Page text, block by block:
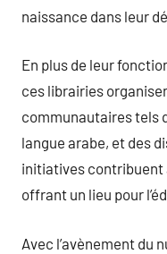
naissance dans leur
En plus de leur
ces librairies
communautaires tels
langue arabe, et des
initiatives contribuent
offrant un lieu pour
Avec l’avènement du